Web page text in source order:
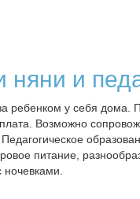
няни и
ребенком у себя дома.
Возможно
Педагогическое
питание,
ночевками.